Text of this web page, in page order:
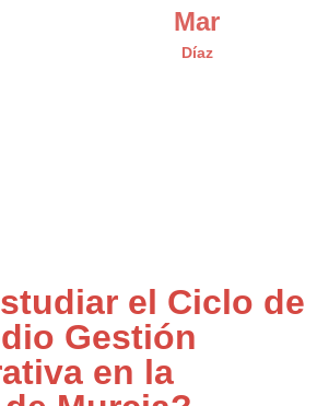
Mar
Díaz
el Ciclo de
Gestión
en la